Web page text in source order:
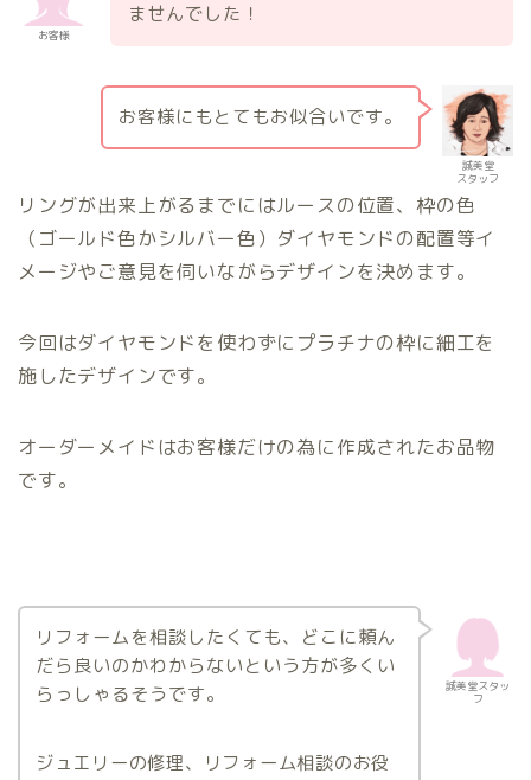
お客様
ませんでした！
誠美堂
スタッフ
お客様にもとてもお似合いです。
リングが出来上がるまでにはルースの位置、枠の色
（ゴールド色かシルバー色）ダイヤモンドの配置等イ
メージやご意見を伺いながらデザインを決めます。
今回はダイヤモンドを使わずにプラチナの枠に細工を
施したデザインです。
オーダーメイドはお客様だけの為に作成されたお品物
です。
誠美堂スタッ
フ
リフォームを相談したくても、どこに頼ん
だら良いのかわからないという方が多くい
らっしゃるそうです。
ジュエリーの修理、リフォーム相談のお役